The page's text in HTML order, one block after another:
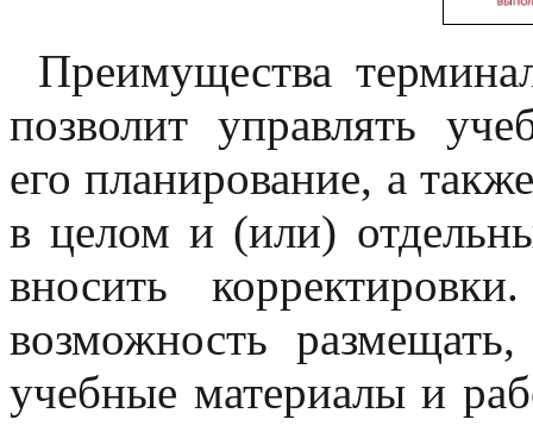
Преимущества
позволит управлять
его планирование, а
в целом и (или)
вносить
возможность
учебные материалы и